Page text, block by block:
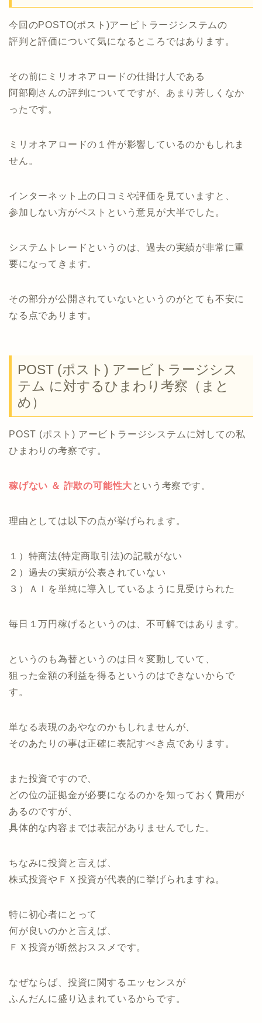
今回のPOSTO(ポスト)アービトラージシステムの
評判と評価について気になるところではあります。
その前にミリオネアロードの仕掛け人である
阿部剛さんの評判についてですが、あまり芳しくなか
ったです。
ミリオネアロードの１件が影響しているのかもしれま
せん。
インターネット上の口コミや評価を見ていますと、
参加しない方がベストという意見が大半でした。
システムトレードというのは、過去の実績が非常に重
要になってきます。
その部分が公開されていないというのがとても不安に
なる点であります。
POST (ポスト) アービトラージシス
テム に対するひまわり考察（まと
め）
POST (ポスト) アービトラージシステムに対しての私
ひまわりの考察です。
稼げない ＆ 詐欺の可能性大という考察です。
理由としては以下の点が挙げられます。
１）特商法(特定商取引法)の記載がない
２）過去の実績が公表されていない
３）ＡＩを単純に導入しているように見受けられた
毎日１万円稼げるというのは、不可解ではあります。
というのも為替というのは日々変動していて、
狙った金額の利益を得るというのはできないからで
す。
単なる表現のあやなのかもしれませんが、
そのあたりの事は正確に表記すべき点であります。
また投資ですので、
どの位の証拠金が必要になるのかを知っておく費用が
あるのですが、
具体的な内容までは表記がありませんでした。
ちなみに投資と言えば、
株式投資やＦＸ投資が代表的に挙げられますね。
特に初心者にとって
何が良いのかと言えば、
ＦＸ投資が断然おススメです。
なぜならば、投資に関するエッセンスが
ふんだんに盛り込まれているからです。